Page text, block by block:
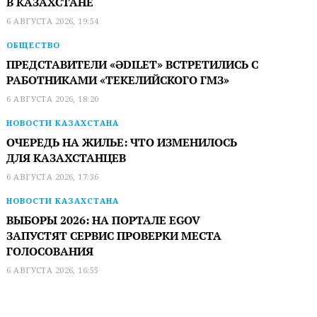
6 АВГУСТА 2026, 19:54
ОБЩЕСТВО
ПРЕДСТАВИТЕЛИ «ӘDILET» ВСТРЕТИЛИСЬ С
РАБОТНИКАМИ «ТЕКЕЛИЙСКОГО ГМЗ»
6 АВГУСТА 2026, 18:20
НОВОСТИ КАЗАХСТАНА
ОЧЕРЕДЬ НА ЖИЛЬЕ: ЧТО ИЗМЕНИЛОСЬ
ДЛЯ КАЗАХСТАНЦЕВ
6 АВГУСТА 2026, 17:36
НОВОСТИ КАЗАХСТАНА
ВЫБОРЫ 2026: НА ПОРТАЛЕ EGOV
ЗАПУСТЯТ СЕРВИС ПРОВЕРКИ МЕСТА
ГОЛОСОВАНИЯ
6 АВГУСТА 2026, 16:55